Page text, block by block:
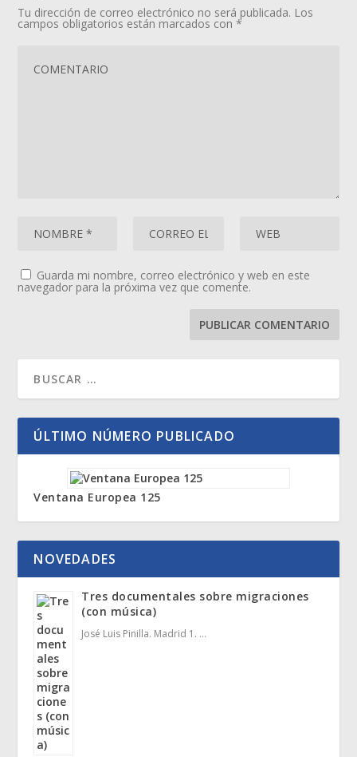
Tu dirección de correo electrónico no será publicada. Los
campos obligatorios están marcados con*
Guarda mi nombre, correo electrónico y web en este
navegador para la próxima vez que comente.
ÚLTIMO NÚMERO PUBLICADO
Ventana Europea 125
NOVEDADES
Tres documentales sobre migraciones
(con música)
José Luis Pinilla. Madrid 1. …